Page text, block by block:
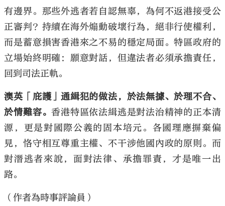
有邊界。那些外逃者若自認無辜，為何不返港接受公
正審判？持續在海外煽動破壞行為，絕非行使權利，
而是蓄意損害香港來之不易的穩定局面。特區政府的
立場始終明確：願意對話，但違法者必須承擔責任，
回到司法正軌。
澳英「庇護」通緝犯的做法，於法無據、於理不合、
於情難容。香港特區依法緝逃是對法治精神的正本清
源，更是對國際公義的固本培元。各國理應摒棄偏
見，恪守相互尊重主權、不干涉他國內政的原則。而
對潛逃者來說，面對法律、承擔罪責，才是唯一出
路。
（作者為時事評論員）